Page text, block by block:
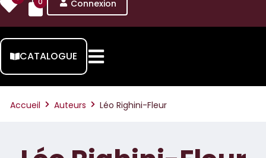
Connexion
CATALOGUE
Accueil Auteurs Léo Righini-Fleur